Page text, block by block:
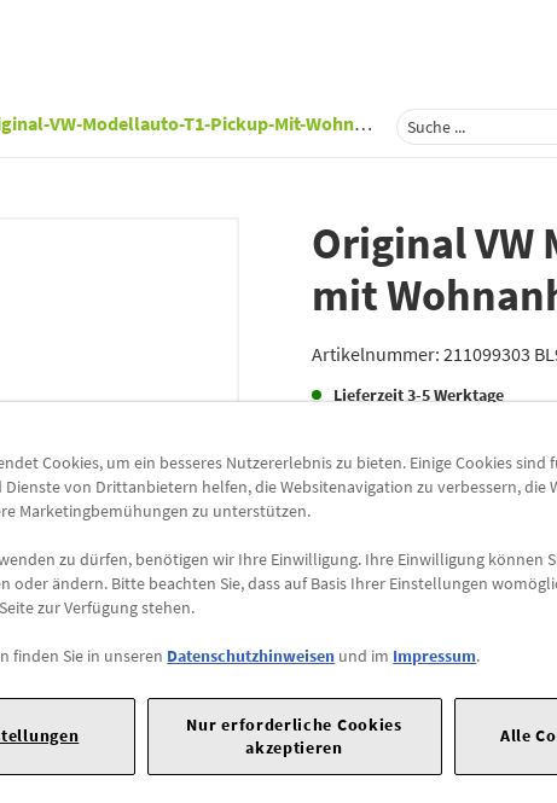
VW-Modellauto-T1-Pickup-Mit-Wohnanhaenger
Original VW
mit
Artikelnummer: 211099303
Lieferzeit3-5 Werktage
Lieferung
Preis inkl.19%MwSt.
Abholung
Abholbar an
Cookies, um ein besseres Nutzererlebnis zu bieten. Einige Cookies
von Drittanbietern helfen, die Websitenavigation zu verbessern, die
Marketingbemühungen zu unterstützen.
zu dürfen, benötigen wir Ihre Einwilligung. Ihre Einwilligung können
oder ändern. Bitte beachten Sie, dass auf Basis Ihrer Einstellungen
zur Verfügung stehen.
finden Sie in unseren Datenschutzhinweisen und im Impressum.
Nur erforderliche Cookies
akzeptieren
Alle